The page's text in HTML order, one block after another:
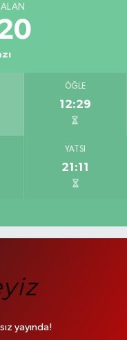
ÖĞLE
12:29
YATSI
21:11
yayında!